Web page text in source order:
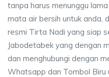
tanpa harus menunggu
mata air bersih untuk anda,
resmi Tirta Nadi yang siap
Jabodetabek yang dengan
dan menghubungi dengan
Whatsapp dan Tombol Biru